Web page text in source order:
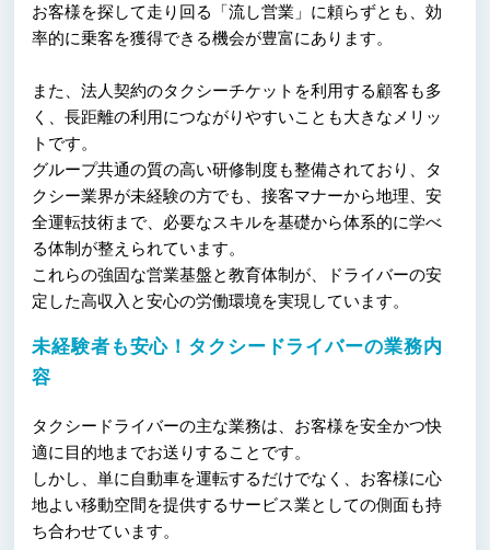
お客様を探して走り回る「流し営業」に頼らずとも、効
率的に乗客を獲得できる機会が豊富にあります。
また、法人契約のタクシーチケットを利用する顧客も多
く、長距離の利用につながりやすいことも大きなメリッ
トです。
グループ共通の質の高い研修制度も整備されており、タ
クシー業界が未経験の方でも、接客マナーから地理、安
全運転技術まで、必要なスキルを基礎から体系的に学べ
る体制が整えられています。
これらの強固な営業基盤と教育体制が、ドライバーの安
定した高収入と安心の労働環境を実現しています。
未経験者も安心！タクシードライバーの業務内
容
タクシードライバーの主な業務は、お客様を安全かつ快
適に目的地までお送りすることです。
しかし、単に自動車を運転するだけでなく、お客様に心
地よい移動空間を提供するサービス業としての側面も持
ち合わせています。